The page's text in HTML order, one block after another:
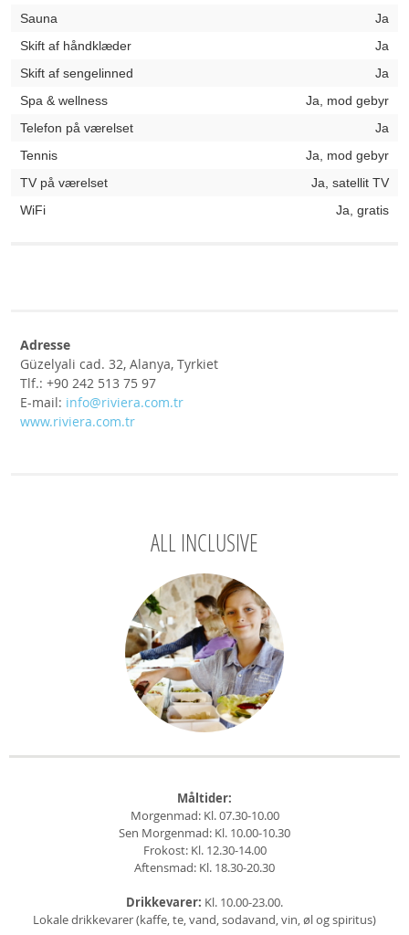
Sauna
Ja
Skift af håndklæder
Ja
Skift af sengelinned
Ja
Spa & wellness
Ja, mod gebyr
Telefon på værelset
Ja
Tennis
Ja, mod gebyr
TV på værelset
Ja, satellit TV
WiFi
Ja, gratis
Adresse
Güzelyali cad. 32, Alanya, Tyrkiet
Tlf.: +90 242 513 75 97
E-mail: info@riviera.com.tr
www.riviera.com.tr
ALL INCLUSIVE
Måltider:
Morgenmad: Kl. 07.30-10.00
Sen Morgenmad: Kl. 10.00-10.30
Frokost: Kl. 12.30-14.00
Aftensmad: Kl. 18.30-20.30
Drikkevarer: Kl. 10.00-23.00.
Lokale drikkevarer (kaffe, te, vand, sodavand, vin, øl og spiritus)